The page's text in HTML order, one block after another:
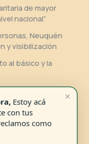
de mayor
nacional”
Neuquén
y visibilización
al básico y la